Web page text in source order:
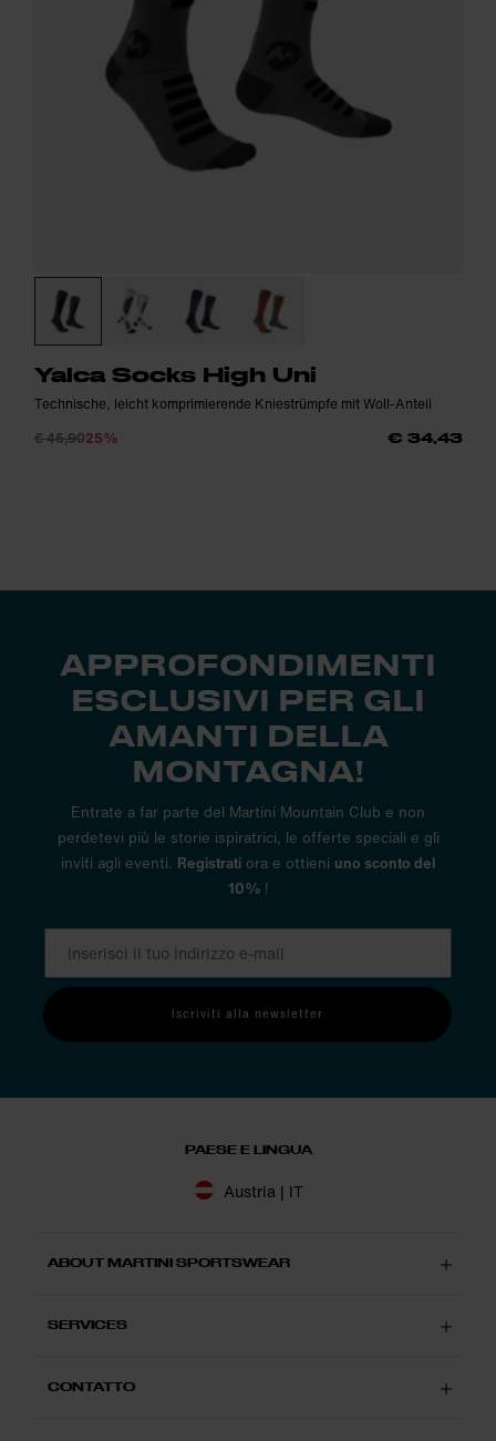
Yalca Socks High Uni
Technische, leicht komprimierende Kniestrümpfe mit Woll-Anteil
€ 45,9025% € 34,43
APPROFONDIMENTI
ESCLUSIVI PER GLI
AMANTI DELLA
MONTAGNA!
Entrate a far parte del Martini Mountain Club e non
perdetevi più le storie ispiratrici, le offerte speciali e gli
inviti agli eventi. Registrati ora e ottieni uno sconto del
10% !
Iscriviti alla newsletter
PAESE E LINGUA
Austria | IT
ABOUT MARTINI SPORTSWEAR
SERVICES
CONTATTO